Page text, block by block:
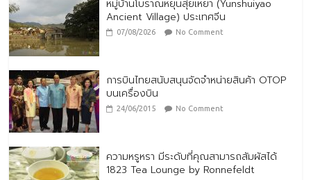
หมู่บ้านโบราณหยุนสุ่ยเหยา (Yunshuiyao
Ancient Village) ประเทศจีน
07/08/2026 No Comment
การบินไทยสนับสนุนจัดจำหน่ายสินค้า OTOP
บนเครื่องบิน
24/06/2015 No Comment
ความหรูหรา มีระดับที่คุณสามารถสัมผัสได้
1823 Tea Lounge by Ronnefeldt